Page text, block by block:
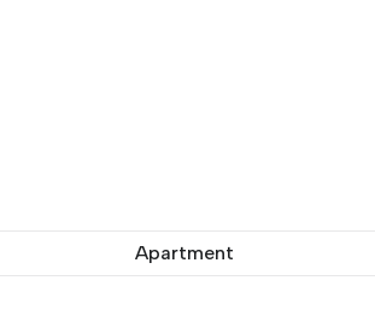
Apartment